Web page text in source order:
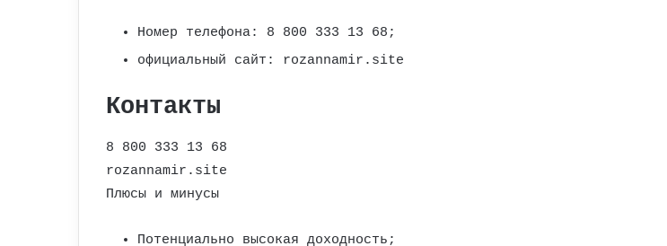
Номер телефона: 8 800 333 13 68;
официальный сайт: rozannamir.site
Контакты
8 800 333 13 68
rozannamir.site
Плюсы и минусы
Потенциально высокая доходность;